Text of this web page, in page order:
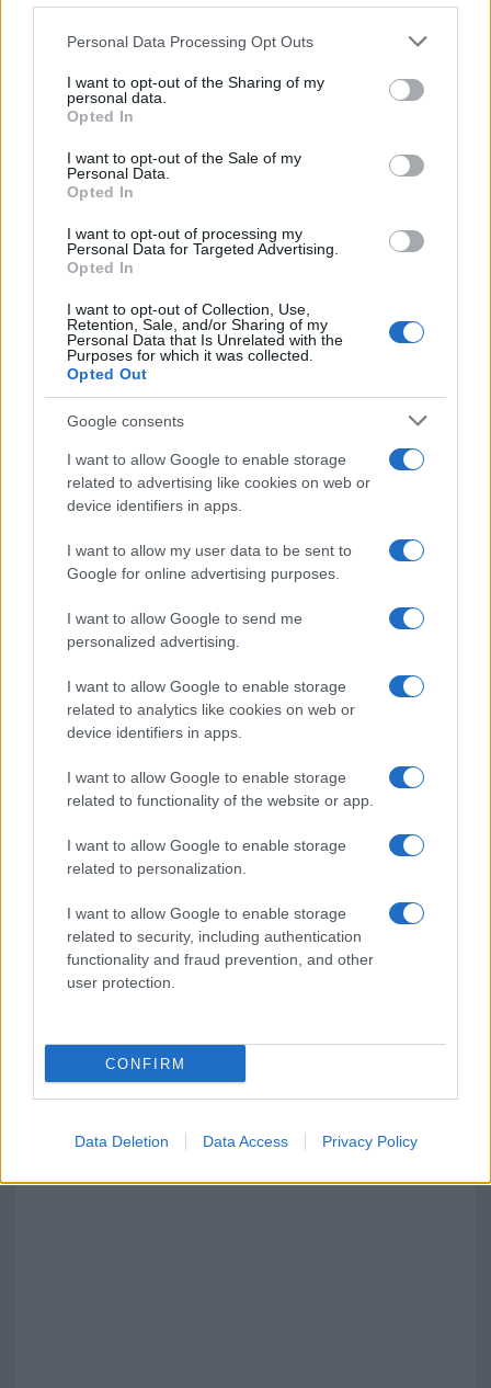
Please note that this website/app uses one or more Google
not limited to your visit or usage behaviour. You may click to
grant or deny consent to Google and its third-party tags to
use your data for below specified purposes in below Google
consent section.
Personal Data Processing Opt Outs
I want to opt-out of the Sharing of my
personal data.
Opted In
I want to opt-out of the Sale of my
Personal Data.
Opted In
I want to opt-out of processing my
Personal Data for Targeted Advertising.
Opted In
I want to opt-out of Collection, Use,
Retention, Sale, and/or Sharing of my
Personal Data that Is Unrelated with the
Purposes for which it was collected.
Opted Out
Google consents
I want to allow Google to enable storage
related to advertising like cookies on web or
device identifiers in apps.
I want to allow my user data to be sent to
Google for online advertising purposes.
I want to allow Google to send me
personalized advertising.
I want to allow Google to enable storage
related to analytics like cookies on web or
device identifiers in apps.
I want to allow Google to enable storage
related to functionality of the website or app.
I want to allow Google to enable storage
related to personalization.
I want to allow Google to enable storage
related to security, including authentication
functionality and fraud prevention, and other
user protection.
CONFIRM
Data Deletion Data Access Privacy Policy
reading su Atzeni
La Maddalena, festa per i 30 anni del Diving
conducente
Turiste si perdono a Tavolara: salvate dai vigili
del fuoco
Meteo Olbia 6 agosto, migliora il tempo in
Gallura
Incidente Olbia, poliziotto in vacanza salva 6
persone: due bimbi tra i feriti
Red Valley Festival, musica no-stop a Olbia fino
alle 5